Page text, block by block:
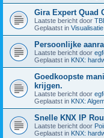
Gira Expert Quad
Laatste bericht door
Geplaatst in
Persoonlijke
Laatste bericht door
Geplaatst in KNX:
Goedkoopste
krijgen.
Laatste bericht door
Geplaatst in KNX:
Snelle KNX IP
Laatste bericht door
Geplaatst in KNX: